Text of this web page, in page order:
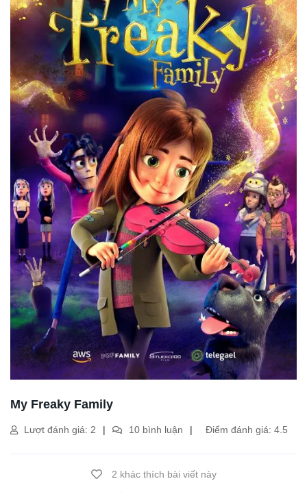
My Freaky Family
Lượt đánh giá: 2 10 bình luận Điểm đánh giá: 4.5
2 khác thích bài viết này